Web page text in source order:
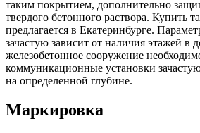
таким покрытием, дополнительно
твердого бетонного раствора. Купить
предлагается в Екатеринбурге.
зачастую зависит от наличия этажей в
железобетонное сооружение
коммуникационные установки
на определенной глубине.
Маркировка